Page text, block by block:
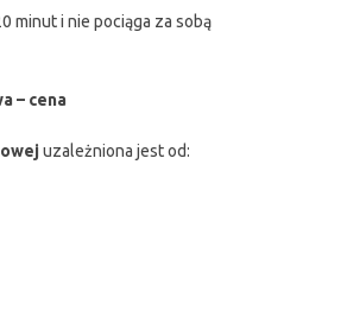
minut i nie pociąga za sobą
– cena
uzależniona jest od: